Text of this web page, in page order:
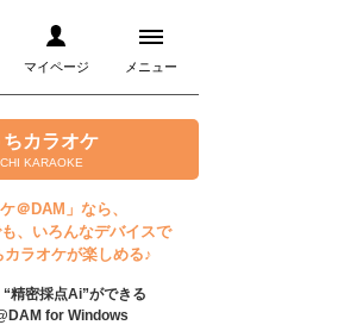
マイページ メニュー
ちカラオケ
KARAOKE
＠DAM」なら、
、いろんなデバイスで
ラオケが楽しめる♪
精密採点Ai”ができる
for Windows